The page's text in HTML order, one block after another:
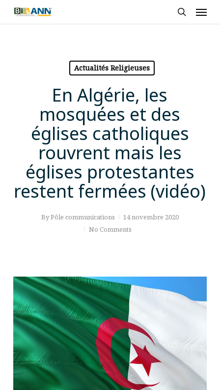
Skip
Actualités Religieuses
En Algérie, les
mosquées et des
églises catholiques
rouvrent mais les
églises protestantes
restent fermées (vidéo)
ByPôle communications
14 novembre 2020
No Comments